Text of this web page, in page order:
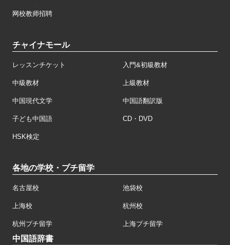
网校教师招聘
チャイナモール
レッスンチケット 入門&初級教材
中級教材 上級教材
中国現代文学 中国語翻訳版
子ども中国語 CD・DVD
HSK検定
各地の学校・プチ留学
名古屋校 池袋校
上海校 杭州校
杭州プチ留学 上海プチ留学
中国語辞書